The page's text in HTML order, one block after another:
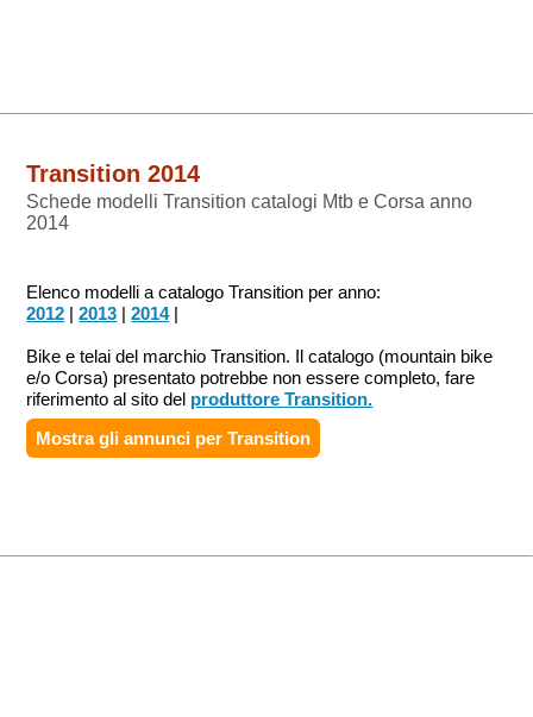
Transition 2014
Schede modelli Transition catalogi Mtb e Corsa anno
2014
Elenco modelli a catalogo Transition per anno:
2012 |2013 |2014|
Bike e telai del marchio Transition. Il catalogo (mountain bike
e/o Corsa) presentato potrebbe non essere completo, fare
riferimento al sito del produttore Transition.
Mostra gli annunci perTransition